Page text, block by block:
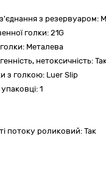
з резервуаром:
голки: 21G
голки: Металева
нетоксичність:
з голкою: Luer Slip
1
потоку роликовий: Так